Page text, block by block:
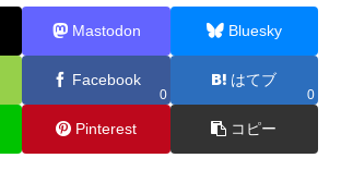
Mastodon Bluesky
Facebook
0
はてブ
0
Pinterest コピー